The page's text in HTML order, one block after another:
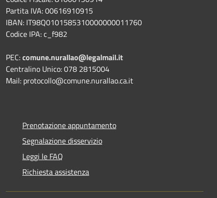
Partita IVA: 00616910915
IBAN: IT98Q0101585310000000011760
Codice IPA: c_f982
PEC:comune.nurallao@legalmail.it
Centralino Unico: 078 2815004
Mail: protocollo@comune.nurallao.ca.it
Prenotazione appuntamento
Segnalazione disservizio
Leggi le FAQ
Richiesta assistenza